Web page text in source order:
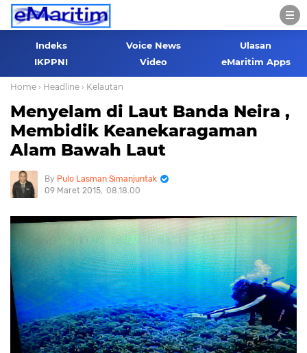
Indeks Voice News
Ulasan
IKPPNI
Video eMaritim Apps
Home › Headline › Kelautan
Menyelam di Laut Banda Neira ,
Membidik Keanekaragaman
Alam Bawah Laut
Pulo Lasman Simanjuntak
09 Maret 2015 08.18.00